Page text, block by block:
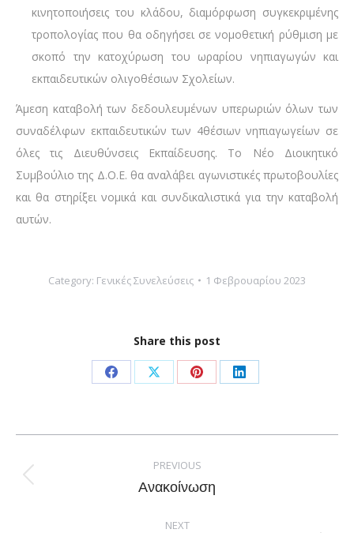
κινητοποιήσεις του κλάδου, διαμόρφωση συγκεκριμένης
τροπολογίας που θα οδηγήσει σε νομοθετική ρύθμιση με
σκοπό την κατοχύρωση του ωραρίου νηπιαγωγών και
εκπαιδευτικών ολιγοθέσιων Σχολείων.
Άμεση καταβολή των δεδουλευμένων υπερωριών όλων των
συναδέλφων εκπαιδευτικών των 4θέσιων νηπιαγωγείων σε
όλες τις Διευθύνσεις Εκπαίδευσης. Το Νέο Διοικητικό
Συμβούλιο της Δ.Ο.Ε. θα αναλάβει αγωνιστικές πρωτοβουλίες
και θα στηρίξει νομικά και συνδικαλιστικά για την καταβολή
αυτών.
Category: Γενικές Συνελεύσεις 1 Φεβρουαρίου 2023
Share this post
Share
Facebook
Share
X
Share
Pinterest
Share
LinkedIn
navigation
PREVIOUS
Previous
Ανακοίνωση
NEXT